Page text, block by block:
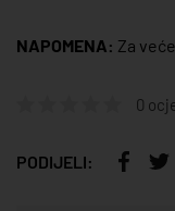
NAPOMENA: Za
0
PODIJELI: